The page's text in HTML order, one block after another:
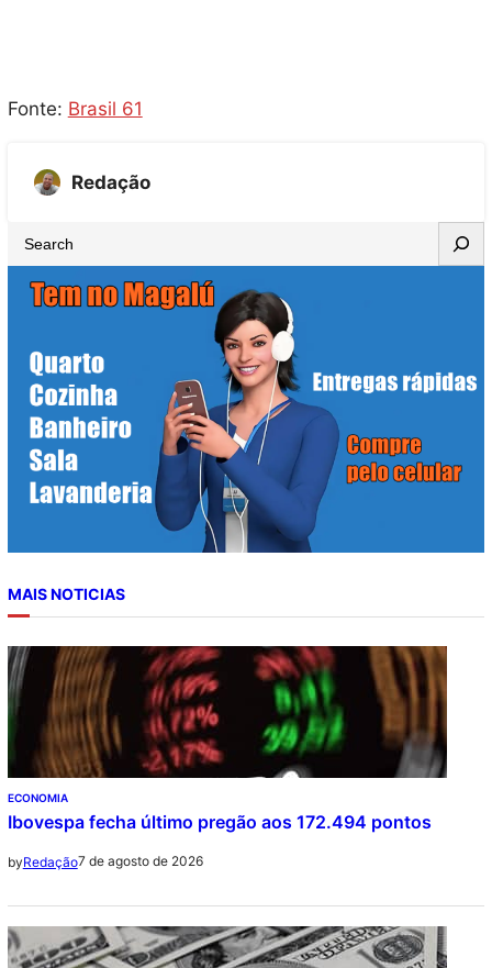
Fonte: Brasil 61
Redação
e
MAIS NOTICIAS
ECONOMIA
Ibovespa fecha último pregão aos 172.494 pontos
byRedação7 de agosto de 2026